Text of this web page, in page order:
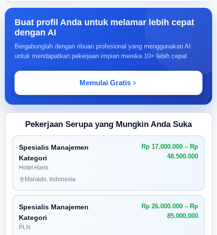
Buat profil Anda untuk melamar lebih cepat
dengan AI
Bergabunglah dengan ribuan profesional yang menggunakan AI
untuk mendapatkan pekerjaan impian mereka 10× lebih cepat
Memulai Gratis
Pekerjaan Serupa yang Mungkin Anda Suka
Spesialis Manajemen
Kategori
Hotel Haris
Rp 17.000.000 – Rp
48.500.000
Manado, Indonesia
Spesialis Manajemen
Kategori
PLN
Rp 26.000.000 – Rp
85.000.000